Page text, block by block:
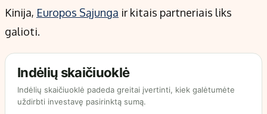
Kinija, Europos Sąjunga ir kitais partneriais liks
galioti.